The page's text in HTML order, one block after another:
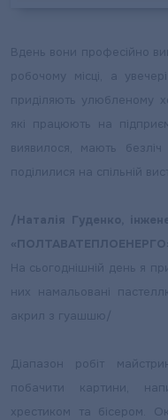
Вдень вони професійно
робочому місці, а
приділяють улюбленому
які працюють на
виявилося, мають
поділилися на спільній
/Наталія Гуденко,
На сьогоднішній день я
них намальовані
акрил з гуашшю/
Діапазон робіт
побачити картини,
хрестиком та бісером.